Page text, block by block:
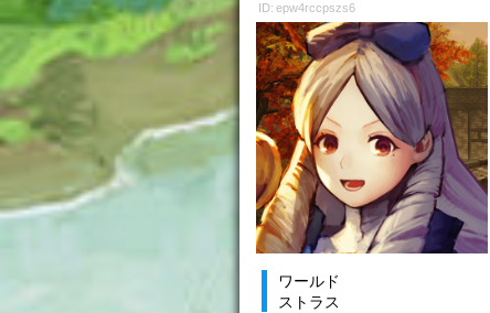
ID: epw4rccpszs6
ワールド
ストラス